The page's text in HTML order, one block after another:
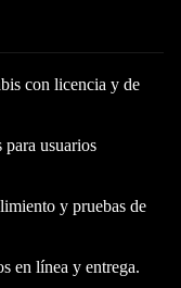
con licencia y de
para usuarios
y pruebas de
en línea y entrega.